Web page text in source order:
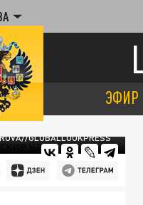
ЭФИР
GLOBALLOOKPRESS